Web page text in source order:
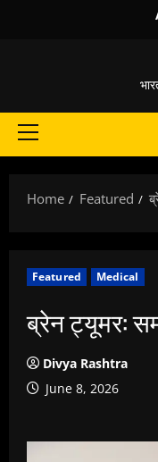
Primary
Home Featured
Featured Medical
ब्रेन ट्यूमर:
Divya Rashtra
June 8, 2026